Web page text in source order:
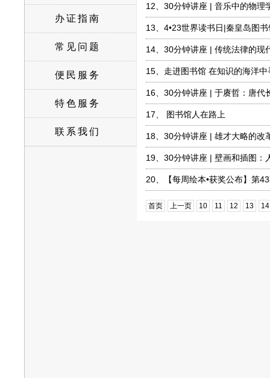
办证指南
常见问题
便民服务
特色服务
联系我们
12、 30分钟讲座 | 音乐中的物理
13、 4•23世界读书日|秦皇岛图
14、 30分钟讲座 | 传统法律的现
15、 走进图书馆 在知识的海洋中
16、 30分钟讲座 | 于赓哲：唐代
17、 图书馆人在路上
18、 30分钟讲座 | 雄才大略的
19、 30分钟讲座 | 壁画和插图：
20、 【每周绘本•获奖公布】第
首页 上一页 10 11 12 13 14